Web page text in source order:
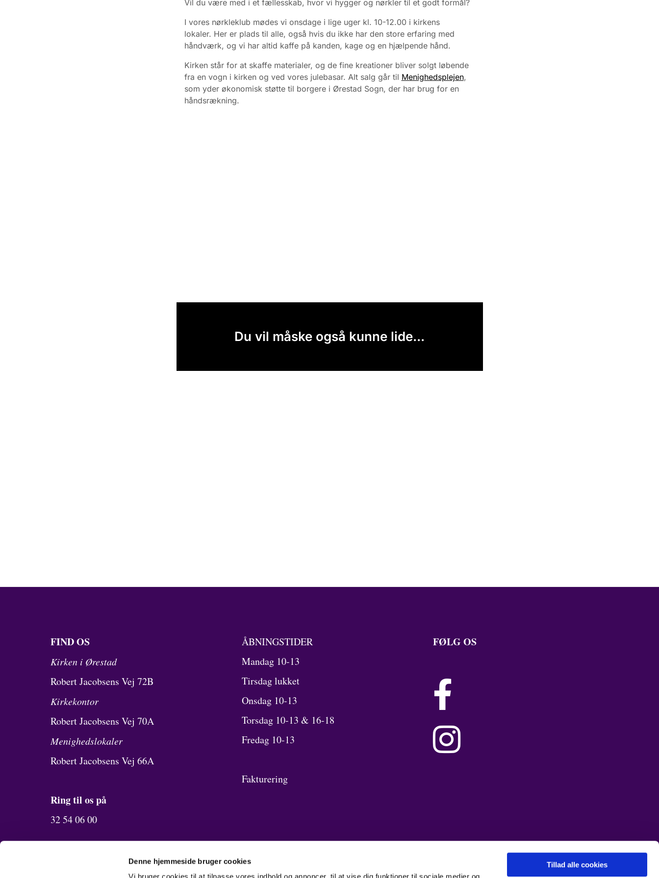
Denne hjemmeside bruger cookies
Tillad alle cookies
Vil du være med i et fællesskab, hvor vi hygger og nørkler til et godt formål?
I vores nørkleklub mødes vi onsdage i lige uger kl. 10-12.00 i kirkens
lokaler. Her er plads til alle, også hvis du ikke har den store erfaring med
håndværk, og vi har altid kaffe på kanden, kage og en hjælpende hånd.
Kirken står for at skaffe materialer, og de fine kreationer bliver solgt løbende
fra en vogn i kirken og ved vores julebasar. Alt salg går til Menighedsplejen,
som yder økonomisk støtte til borgere i Ørestad Sogn, der har brug for en
håndsrækning.
Du vil måske også kunne lide...
FIND OS
Kirken i Ørestad
Robert Jacobsens Vej 72B
Kirkekontor
Robert Jacobsens Vej 70A
Menighedslokaler
Robert Jacobsens Vej 66A
Ring til os på
32 54 06 00
ÅBNINGSTIDER
Mandag 10-13
Tirsdag lukket
Onsdag 10-13
Torsdag 10-13 & 16-18
Fredag 10-13
Fakturering
FØLG OS

